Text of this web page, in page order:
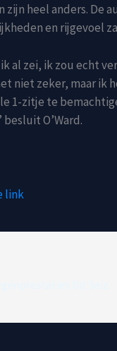
zijn heel anders. De
en rijgevoel
al zei, ik zou echt
niet zeker, maar ik
1-zitje te
besluit O’Ward.
link